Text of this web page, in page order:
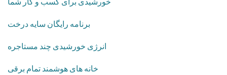
برنامه رایگان سایه درخت
انرژی خورشیدی چند مستاجره
​خانه های هوشمند تمام برقی